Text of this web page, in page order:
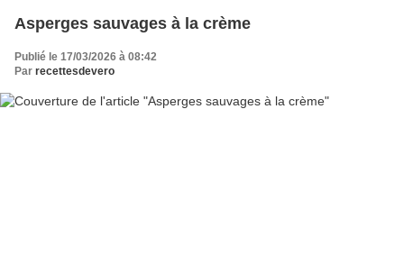
Asperges sauvages à la crème
Publié le 17/03/2026 à 08:42
Par recettesdevero